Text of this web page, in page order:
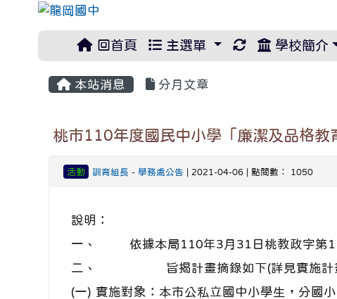
回首頁 主選單 重新取得佈景設
學校簡介
本站消息 分月文章
桃市110年度國民中小學「廉潔及品格教
活動 訓育組長 - 學務處公告 | 2021-04-06 | 點閱數： 1050
說明：
一、
依據本局110年3月31日桃教政字第
二、
旨揭計畫摘錄如下(詳見實施計
(一) 實施對象：本市公私立國中小學生，分國